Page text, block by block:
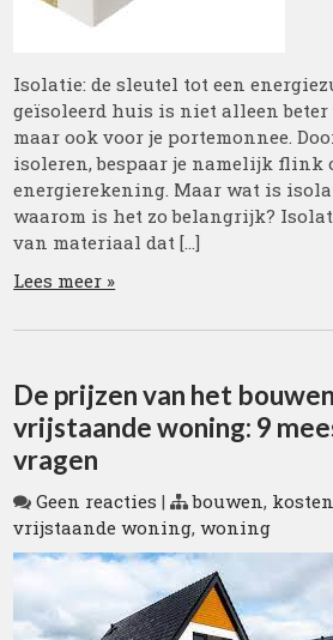
Isolatie: de sleutel tot een
geïsoleerd huis is niet alleen
maar ook voor je portemonnee.
isoleren, bespaar je namelijk flink
energierekening. Maar wat is
waarom is het zo belangrijk?
van materiaal dat […]
Lees meer »
De prijzen van het
vrijstaande woning: 9
vragen
Geen reacties | bouwen,
vrijstaande woning,woning